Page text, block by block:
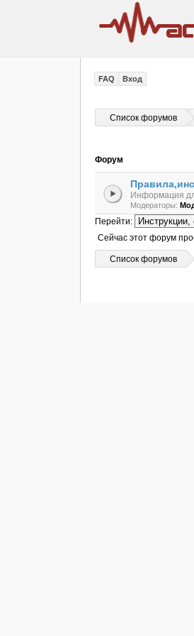
FAQ Вход
Список форумов
Форум
Информация
Модераторы:
Перейти:
Сейчас этот форум
Список форумов